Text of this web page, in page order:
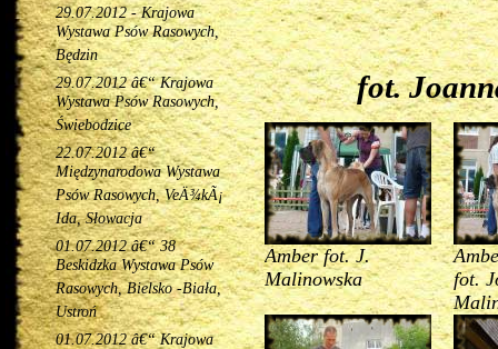
29.07.2012 - Krajowa
Wystawa Psów Rasowych,
Będzin
29.07.2012 â€“ Krajowa
Wystawa Psów Rasowych,
Świebodzice
22.07.2012 â€“
Międzynarodowa Wystawa
Psów Rasowych, VeÄ¾kÃ¡
Ida, Słowacja
01.07.2012 â€“ 38
Beskidzka Wystawa Psów
Rasowych, Bielsko -Biała,
Ustroń
01.07.2012 â€“ Krajowa
fot.
Amber fot. J.
Malinowska
fot.